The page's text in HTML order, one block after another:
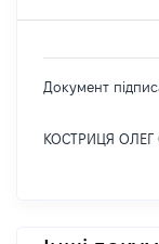
Документ
КОСТРИЦЯ